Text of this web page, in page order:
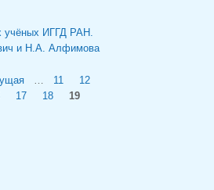
учёных ИГГД РАН.
и Н.А. Алфимова
11
12
17 18 19